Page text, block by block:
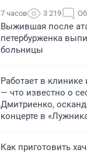
7 часов 3 219
Выжившая после
петербурженка
больницы
Работает в клинике
— что известно о
Дмитриенко,
концерте в
Как приготовить